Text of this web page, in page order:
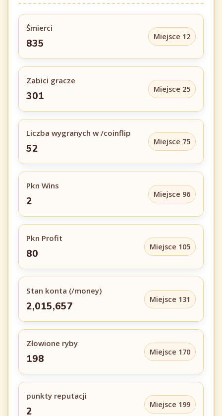
Śmierci
835
Miejsce 12
Zabici gracze
301
Miejsce 25
Liczba wygranych w /coinflip
52
Miejsce 75
Pkn Wins
2
Miejsce 96
Pkn Profit
80
Miejsce 105
Stan konta (/money)
2,015,657
Miejsce 131
Złowione ryby
198
Miejsce 170
punkty reputacji
2
Miejsce 199